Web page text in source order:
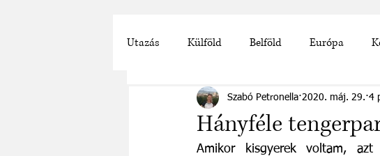
Utazás Külföld Belföld Európa
Természet Naplemente
Hányféle
Szabó Petronella 2020. máj. 29. 4
Amikor kisgyerek voltam,